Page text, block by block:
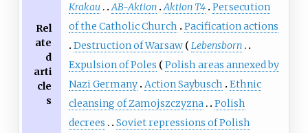
Rel
ate
d
arti
cle
s
Krakau
AB-Aktion Aktion T4 Persecution
of the Catholic Church
Pacification actions
Destruction of Warsaw
Lebensborn
Expulsion of Poles
Polish areas annexed by
Nazi Germany Action Saybusch
Ethnic
cleansing of Zamojszczyzna
Polish
decrees
Soviet repressions of Polish